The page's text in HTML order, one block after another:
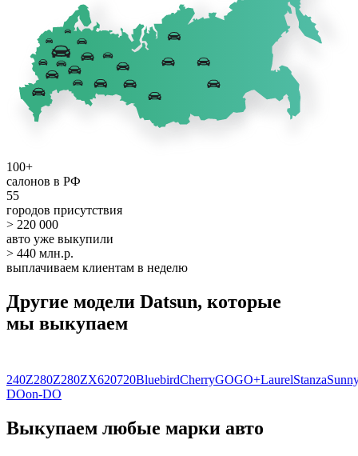
100+
салонов в РФ
55
городов присутствия
> 220 000
авто уже выкупили
> 440 млн.р.
выплачиваем клиентам в неделю
Другие модели Datsun, которые
мы выкупаем
240Z280Z280ZX620720BluebirdCherryGOGO+LaurelStanza
DOon-DO
Выкупаем любые марки авто